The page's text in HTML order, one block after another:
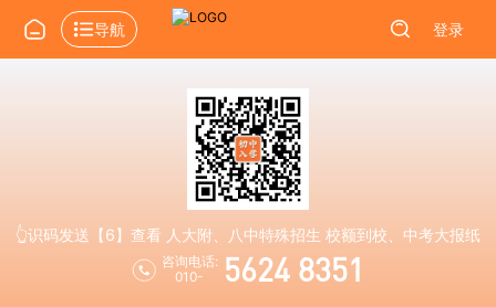
导航 登录
👆识码发送【6】查看 人大附、八中特殊招生 校额到校、中考大报纸
咨询电话:
010-
5624 8351